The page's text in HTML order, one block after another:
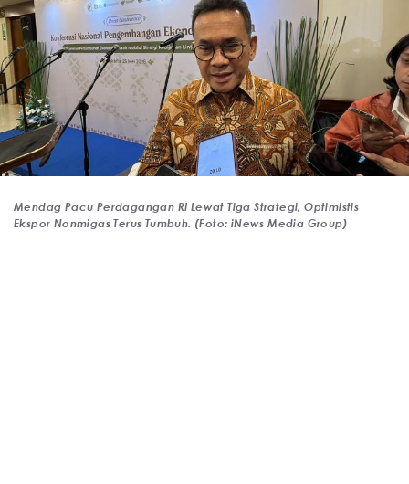
Mendag Pacu Perdagangan RI Lewat Tiga Strategi, Optimistis
Ekspor Nonmigas Terus Tumbuh. (Foto: iNews Media Group)